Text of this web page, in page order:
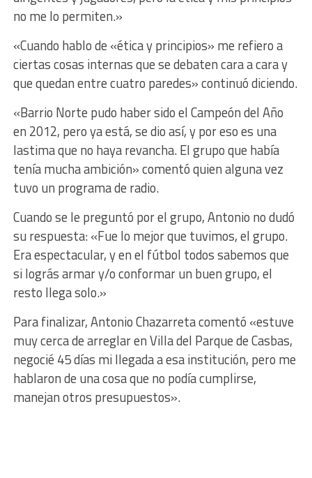
no me lo permiten.»
«Cuando hablo de «ética y principios» me refiero a
ciertas cosas internas que se debaten cara a cara y
que quedan entre cuatro paredes» continuó diciendo.
«Barrio Norte pudo haber sido el Campeón del Año
en 2012, pero ya está, se dio así, y por eso es una
lastima que no haya revancha. El grupo que había
tenía mucha ambición» comentó quien alguna vez
tuvo un programa de radio.
Cuando se le preguntó por el grupo, Antonio no dudó
su respuesta: «Fue lo mejor que tuvimos, el grupo.
Era espectacular, y en el fútbol todos sabemos que
si lográs armar y/o conformar un buen grupo, el
resto llega solo.»
Para finalizar, Antonio Chazarreta comentó «estuve
muy cerca de arreglar en Villa del Parque de Casbas,
negocié 45 días mi llegada a esa institución, pero me
hablaron de una cosa que no podía cumplirse,
manejan otros presupuestos».